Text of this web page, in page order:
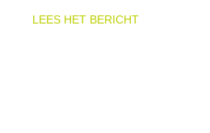
LEES HET BERICHT